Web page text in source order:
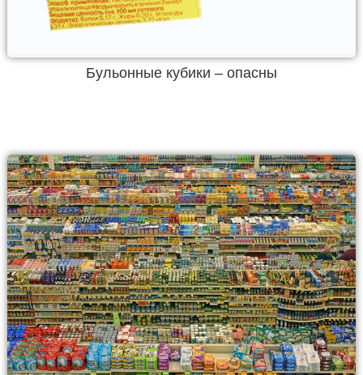
Бульонные кубики – опасны